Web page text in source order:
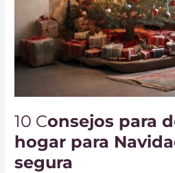
10 Consejos para
hogar para
segura